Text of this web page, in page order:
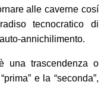
alle caverne cosí
tecnocratico di
annichilimento.
una trascendenza o
e la “seconda”,